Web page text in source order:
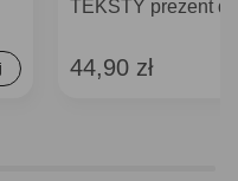
TEKSTY prezent
44,90 zł